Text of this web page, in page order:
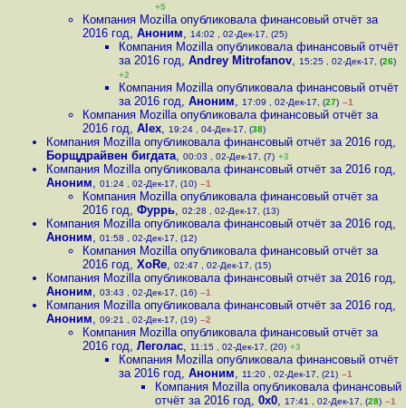
+5
Компания Mozilla опубликовала финансовый отчёт за
2016 год, Аноним, 14:02 , 02-Дек-17, (25)
Компания Mozilla опубликовала финансовый отчёт
за 2016 год, Andrey Mitrofanov, 15:25 , 02-Дек-17, (26)
+2
Компания Mozilla опубликовала финансовый отчёт
за 2016 год, Аноним, 17:09 , 02-Дек-17, (27) –1
Компания Mozilla опубликовала финансовый отчёт за
2016 год, Alex, 19:24 , 04-Дек-17, (38)
Компания Mozilla опубликовала финансовый отчёт за 2016 год,
Борщдрайвен бигдата, 00:03 , 02-Дек-17, (7) +3
Компания Mozilla опубликовала финансовый отчёт за 2016 год,
Аноним, 01:24 , 02-Дек-17, (10) –1
Компания Mozilla опубликовала финансовый отчёт за
2016 год, Фуррь, 02:28 , 02-Дек-17, (13)
Компания Mozilla опубликовала финансовый отчёт за 2016 год,
Аноним, 01:58 , 02-Дек-17, (12)
Компания Mozilla опубликовала финансовый отчёт за
2016 год, XoRe, 02:47 , 02-Дек-17, (15)
Компания Mozilla опубликовала финансовый отчёт за 2016 год,
Аноним, 03:43 , 02-Дек-17, (16) –1
Компания Mozilla опубликовала финансовый отчёт за 2016 год,
Аноним, 09:21 , 02-Дек-17, (19) –2
Компания Mozilla опубликовала финансовый отчёт за
2016 год, Леголас, 11:15 , 02-Дек-17, (20) +3
Компания Mozilla опубликовала финансовый отчёт
за 2016 год, Аноним, 11:20 , 02-Дек-17, (21) –1
Компания Mozilla опубликовала финансовый
отчёт за 2016 год, 0x0, 17:41 , 02-Дек-17, (28) –1